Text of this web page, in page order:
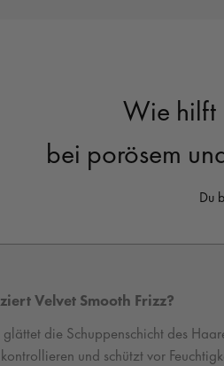
Wie hilft
bei porösem
Du
Velvet Smooth Frizz?
die Schuppenschicht des
und schützt vor